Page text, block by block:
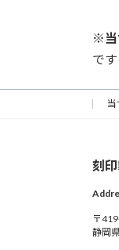
※
で
刻
〒
静岡